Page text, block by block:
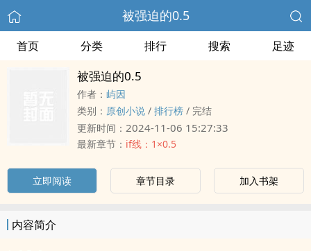
被强迫的0.5
首页 分类 排行 搜索 足迹
被强迫的0.5
作者： 屿因
类别： 原创小说 / 排行榜 / 完结
更新时间： 2024-11-06 15:27:33
最新章节： if线：1×0.5
立即阅读 章节目录 加入书架
内容简介